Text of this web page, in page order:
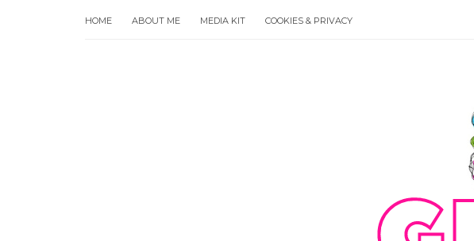
HOME ABOUT ME MEDIA KIT COOKIES & PRIVACY